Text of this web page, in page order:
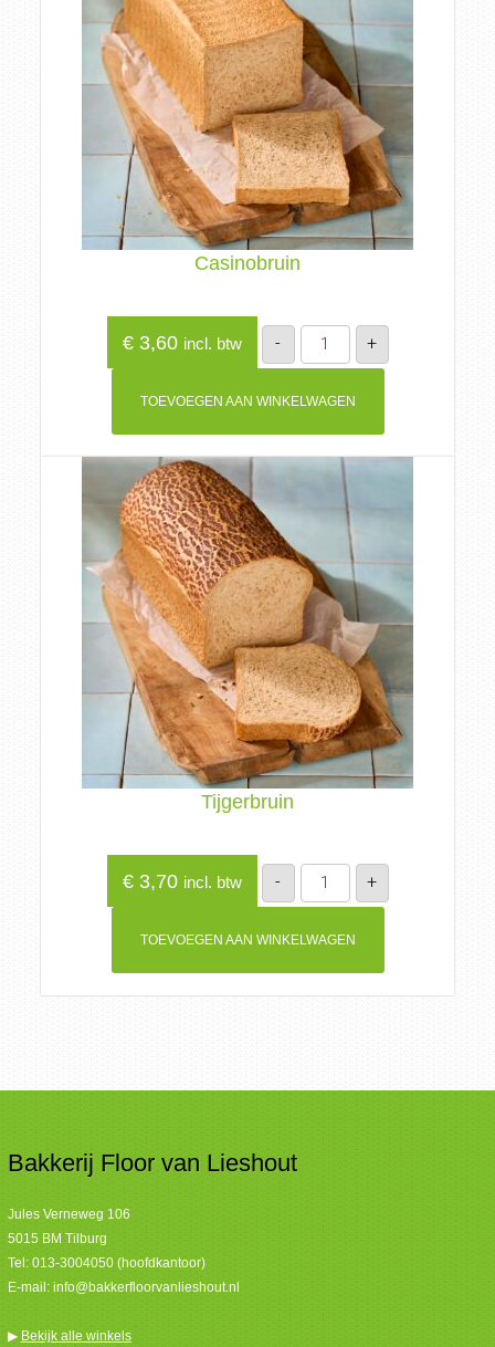
Casinobruin
€3,60 incl. btw -
Casinobruin
aantal
+
TOEVOEGEN AAN WINKELWAGEN
Tijgerbruin
€3,70 incl. btw -
Tijgerbruin
aantal
+
TOEVOEGEN AAN WINKELWAGEN
Bakkerij Floor van Lieshout
Jules Verneweg 106
5015 BM Tilburg
Tel: 013-3004050 (hoofdkantoor)
E-mail: info@bakkerfloorvanlieshout.nl
▶ Bekijk alle winkels